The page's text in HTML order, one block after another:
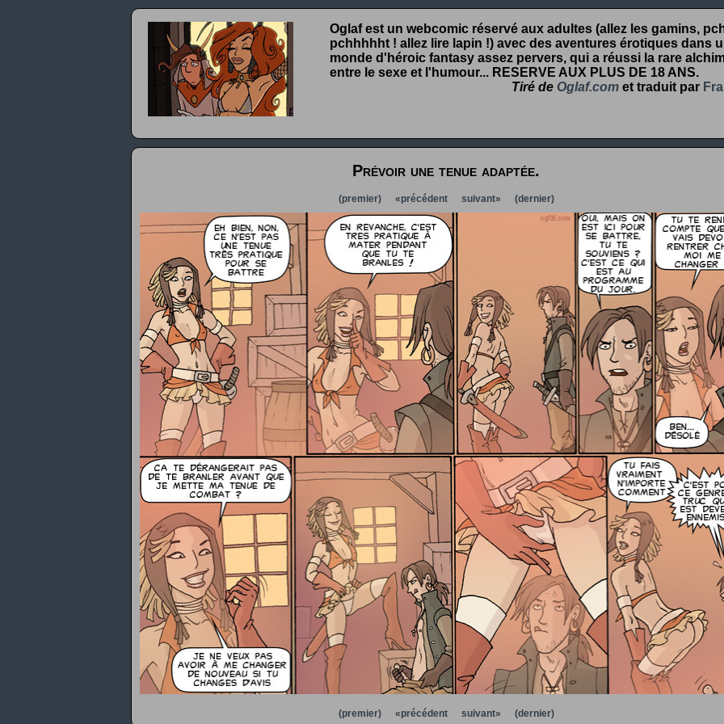
Oglaf est un webcomic réservé aux adultes (allez les gamins,
pchhhhht ! allez lire lapin !) avec des aventures érotiques dans
monde d'héroic fantasy assez pervers, qui a réussi la rare
entre le sexe et l'humour... RESERVE AUX PLUS DE 18 ANS.
Tiré de Oglaf.com et traduit par
Prévoir une tenue adaptée.
(premier) «précédent suivant» (dernier)
(premier) «précédent suivant» (dernier)